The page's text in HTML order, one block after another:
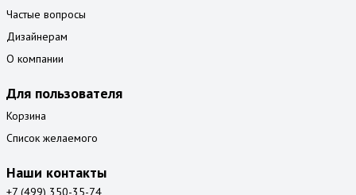
Частые вопросы
Дизайнерам
О компании
Для пользователя
Корзина
Список желаемого
Наши контакты
+7 (499) 350-35-74